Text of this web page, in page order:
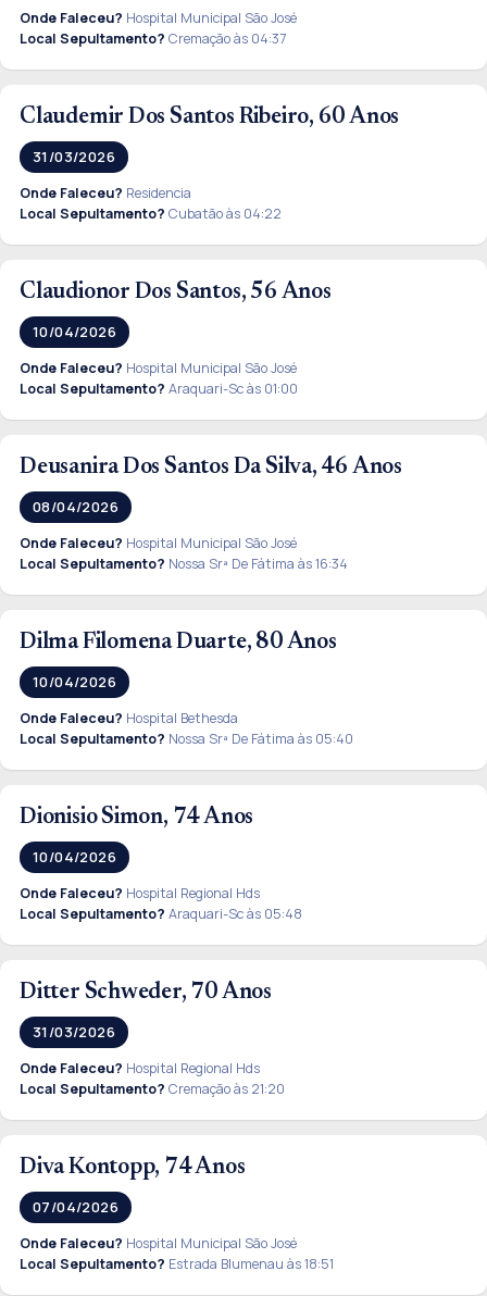
Onde Faleceu? Hospital Municipal São José
Local Sepultamento? Cremação às 04:37
Claudemir Dos Santos Ribeiro, 60 Anos
31/03/2026
Onde Faleceu? Residencia
Local Sepultamento? Cubatão às 04:22
Claudionor Dos Santos, 56 Anos
10/04/2026
Onde Faleceu? Hospital Municipal São José
Local Sepultamento? Araquari-Sc às 01:00
Deusanira Dos Santos Da Silva, 46 Anos
08/04/2026
Onde Faleceu? Hospital Municipal São José
Local Sepultamento? Nossa Srª De Fátima às 16:34
Dilma Filomena Duarte, 80 Anos
10/04/2026
Onde Faleceu? Hospital Bethesda
Local Sepultamento? Nossa Srª De Fátima às 05:40
Dionisio Simon, 74 Anos
10/04/2026
Onde Faleceu? Hospital Regional Hds
Local Sepultamento? Araquari-Sc às 05:48
Ditter Schweder, 70 Anos
31/03/2026
Onde Faleceu? Hospital Regional Hds
Local Sepultamento? Cremação às 21:20
Diva Kontopp, 74 Anos
07/04/2026
Onde Faleceu? Hospital Municipal São José
Local Sepultamento? Estrada Blumenau às 18:51